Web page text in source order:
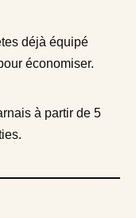
déjà équipé
économiser.
à partir de 5